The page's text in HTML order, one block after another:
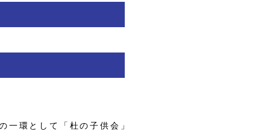
環として「杜の子供会」